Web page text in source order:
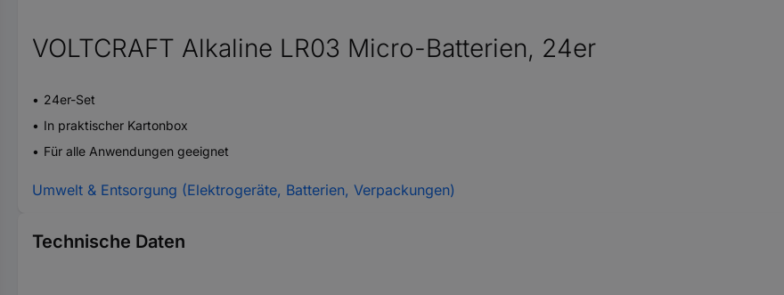
VOLTCRAFT Alkaline LR03 Micro-Batterien, 24er
24er-Set
In praktischer Kartonbox
Für alle Anwendungen geeignet
Umwelt & Entsorgung (Elektrogeräte, Batterien, Verpackungen)
Technische Daten